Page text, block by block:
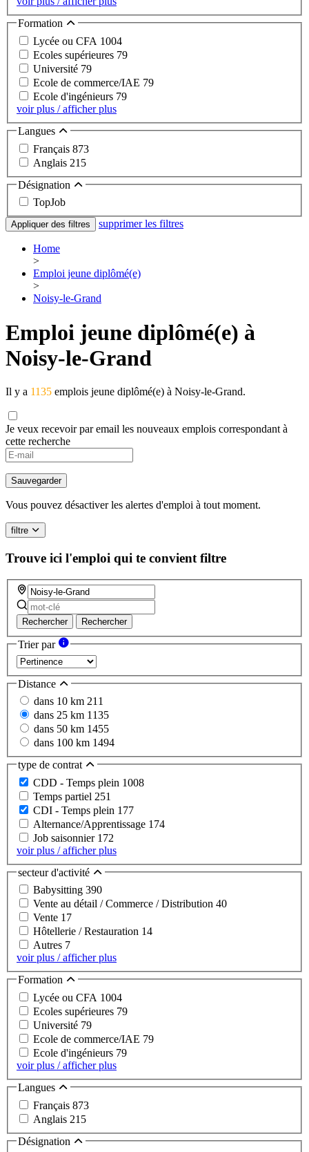
Formation
Lycée ou CFA 1004
Ecoles supérieures 79
Université 79
Ecole de commerce/IAE 79
Ecole d'ingénieurs 79
voir plus / afficher plus
Langues
Français 873
Anglais 215
Désignation
TopJob
Appliquer des filtres supprimer les filtres
Home
>
Emploi jeune diplômé(e)
>
Noisy-le-Grand
Emploi jeune diplômé(e) à
Noisy-le-Grand
Il y a 1135 emplois jeune diplômé(e) à Noisy-le-Grand.
Je veux recevoir par email les nouveaux emplois correspondant à
cette recherche
Sauvegarder
Vous pouvez désactiver les alertes d'emploi à tout moment.
filtre
Trouve ici l'emploi qui te convient filtre
Rechercher Rechercher
Trier par
Distance
dans 10 km 211
dans 25 km 1135
dans 50 km 1455
dans 100 km 1494
type de contrat
CDD - Temps plein 1008
Temps partiel 251
CDI - Temps plein 177
Alternance/Apprentissage 174
Job saisonnier 172
voir plus / afficher plus
secteur d'activité
Babysitting 390
Vente au détail / Commerce / Distribution 40
Vente 17
Hôtellerie / Restauration 14
Autres 7
voir plus / afficher plus
Formation
Lycée ou CFA 1004
Ecoles supérieures 79
Université 79
Ecole de commerce/IAE 79
Ecole d'ingénieurs 79
voir plus / afficher plus
Langues
Français 873
Anglais 215
Désignation